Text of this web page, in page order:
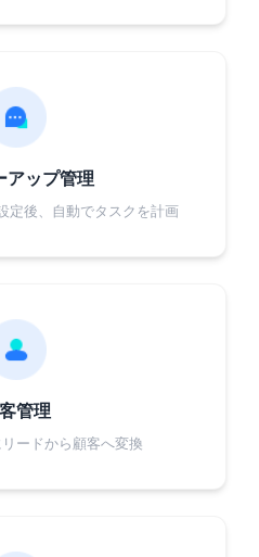
アップ管理
定後、自動でタスクを計画
管理
ードから顧客へ変換